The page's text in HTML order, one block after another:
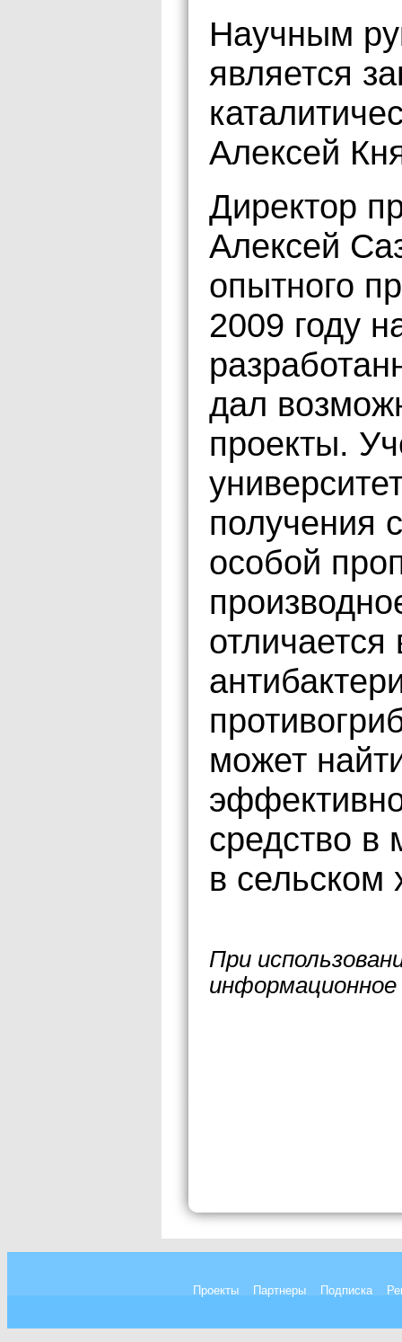
Научным
является
Алексей
Директор
Алексей
опытного
2009 году
дал
проекты.
получения
особой
отличается
может
средство в
в сельском
При
Проекты Партнеры Подписка